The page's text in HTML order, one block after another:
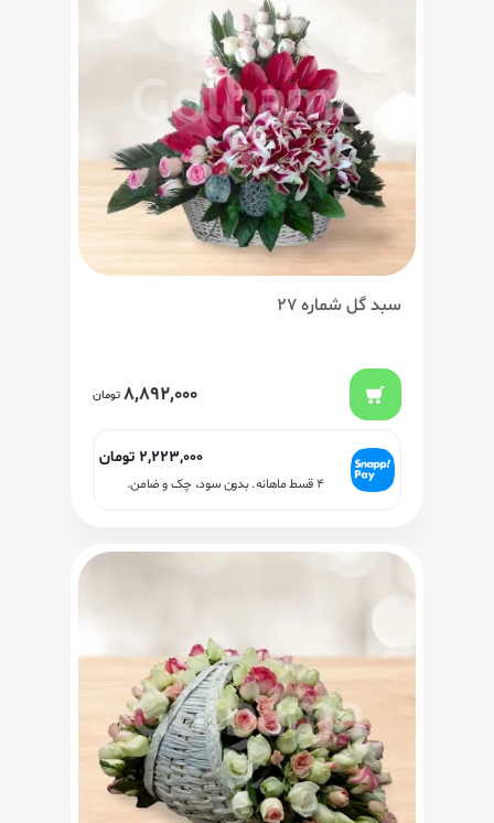
سبد گل شماره 27
8,892,000 تومان
2,223,000 تومان
۴ قسط ماهانه. بدون سود، چک و ضامن.